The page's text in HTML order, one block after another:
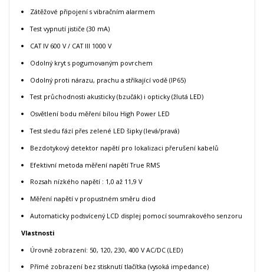
Zátěžové připojení s vibračním alarmem
Test vypnutí jističe (30 mA)
CAT IV 600 V / CAT III 1000 V
Odolný kryt s pogumovaným povrchem
Odolný proti nárazu, prachu a stříkající vodě (IP65)
Test průchodnosti akusticky (bzučák) i opticky (žlutá LED)
Osvětlení bodu měření bílou High Power LED
Test sledu fází přes zelené LED šipky (levá/pravá)
Bezdotykový detektor napětí pro lokalizaci přerušení kabelů
Efektivní metoda měření napětí True RMS
Rozsah nízkého napětí : 1,0 až 11,9 V
Měření napětí v propustném směru diod
Automaticky podsvícený LCD displej pomocí soumrakového senzoru
Vlastnosti
Úrovně zobrazení: 50, 120, 230, 400 V AC/DC (LED)
Přímé zobrazení bez stisknutí tlačítka (vysoká impedance)